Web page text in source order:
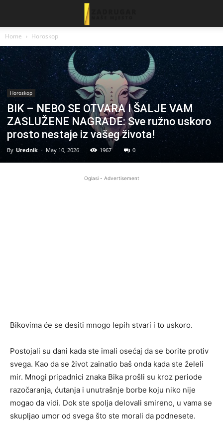
Home Horoskop
Horoskop
BIK – NEBO SE OTVARA I ŠALJE VAM
ZASLUŽENE NAGRADE: Sve ružno uskoro
prosto nestaje iz vašeg života!
By Urednik - May 10, 2026 1967 0
Oglasi - Advertisement
Bikovima će se desiti mnogo lepih stvari i to uskoro.
Postojali su dani kada ste imali osećaj da se borite protiv
svega. Kao da se život zainatio baš onda kada ste želeli
mir. Mnogi pripadnici znaka Bika prošli su kroz periode
razočaranja, ćutanja i unutrašnje borbe koju niko nije
mogao da vidi. Dok ste spolja delovali smireno, u vama se
skupljao umor od svega što ste morali da podnesete.